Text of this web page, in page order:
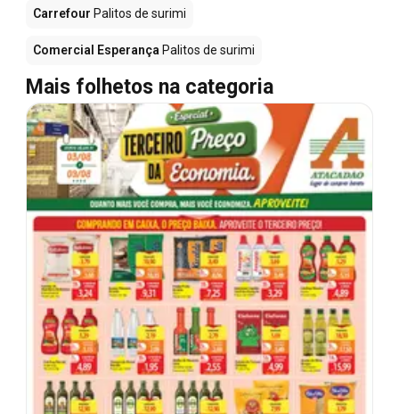
Carrefour Palitos de surimi
Comercial Esperança Palitos de surimi
Mais folhetos na categoria